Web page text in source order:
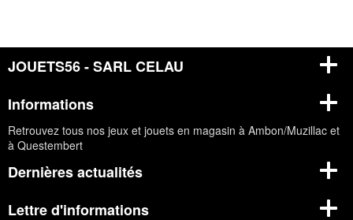
JOUETS56 - SARL CELAU
Informations
Retrouvez tous nos jeux et jouets en magasin à Ambon/Muzillac et
à Questembert
Dernières actualités
Lettre d'informations